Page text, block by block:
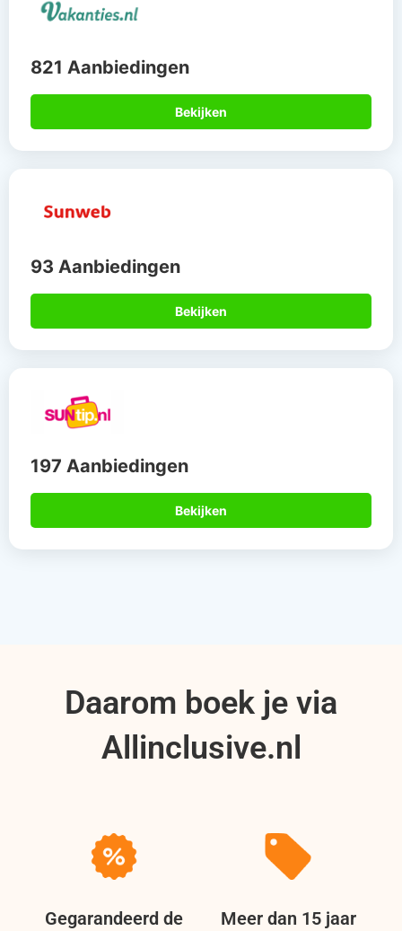
821 Aanbiedingen
Bekijken
93 Aanbiedingen
Bekijken
197 Aanbiedingen
Bekijken
Daarom boek je via
Allinclusive.nl
Gegarandeerd de
Meer dan 15 jaar